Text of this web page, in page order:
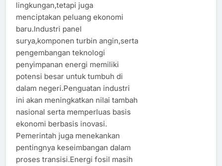
lingkungan,tetapi juga
menciptakan peluang ekonomi
baru.Industri panel
surya,komponen turbin angin,serta
pengembangan teknologi
penyimpanan energi memiliki
potensi besar untuk tumbuh di
dalam negeri.Penguatan industri
ini akan meningkatkan nilai tambah
nasional serta memperluas basis
ekonomi berbasis inovasi.
Pemerintah juga menekankan
pentingnya keseimbangan dalam
proses transisi.Energi fosil masih